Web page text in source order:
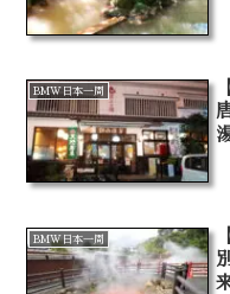
BMW日本一周
BMW日本一周